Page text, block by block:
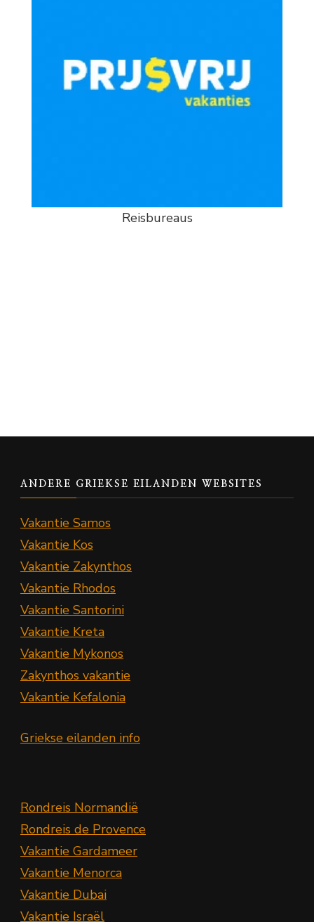
Reisbureaus
ANDERE GRIEKSE EILANDEN WEBSITES
Vakantie Samos
Vakantie Kos
Vakantie Zakynthos
Vakantie Rhodos
Vakantie Santorini
Vakantie Kreta
Vakantie Mykonos
Zakynthos vakantie
Vakantie Kefalonia
Griekse eilanden info
Rondreis Normandië
Rondreis de Provence
Vakantie Gardameer
Vakantie Menorca
Vakantie Dubai
Vakantie Israël